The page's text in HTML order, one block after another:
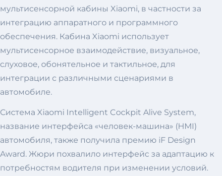
мультисенсорной кабины Xiaomi, в частности за
интеграцию аппаратного и программного
обеспечения. Кабина Xiaomi использует
мультисенсорное взаимодействие, визуальное,
слуховое, обонятельное и тактильное, для
интеграции с различными сценариями в
автомобиле.
Система Xiaomi Intelligent Cockpit Alive System,
название интерфейса «человек-машина» (HMI)
автомобиля, также получила премию iF Design
Award. Жюри похвалило интерфейс за адаптацию к
потребностям водителя при изменении условий.